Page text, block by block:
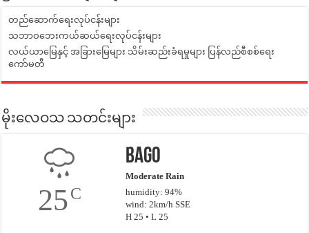
တည်ဆောက်ရေးလုပ်ငန်းများ
သဘာဝဘေးကယ်ဆယ်ရေးလုပ်ငန်းများ
လယ်ယာမြေနှင့် အခြားမြေများ သိမ်းဆည်းခံရမှုများ ပြန်လည်စီစစ်ရေး
ကော်မတီ
မိုးလေဝသ သတင်းများ
25C
Bago
Moderate Rain
humidity: 94%
wind: 2km/h SSE
H 25 • L 25